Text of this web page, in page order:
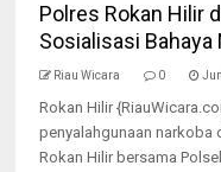
Polres Rokan Hilir
Sosialisasi
Riau Wicara 0
Rokan Hilir
penyalahgunaan narkoba
Rokan Hilir bersama